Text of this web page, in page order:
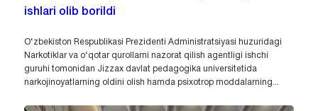
ishlari olib borildi
O‘zbekiston Respublikasi Prezidenti Administratsiyasi huzuridagi
Narkotiklar va o‘qotar qurollarni nazorat qilish agentligi ishchi
guruhi tomonidan Jizzax davlat pedagogika universitetida
narkojinoyatlarning oldini olish hamda psixotrop moddalarning...